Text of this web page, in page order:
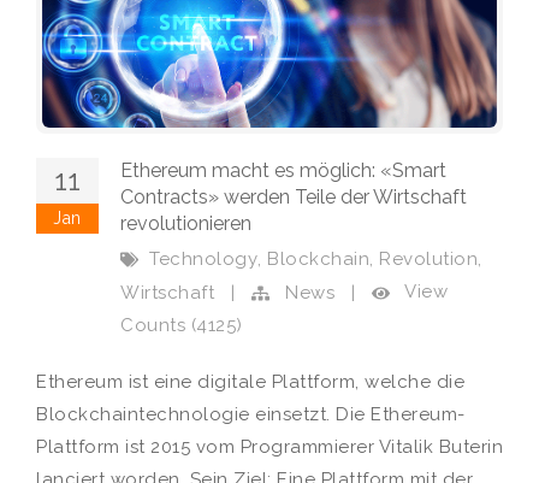
11
Jan
Ethereum macht es möglich: «Smart
Contracts» werden Teile der Wirtschaft
revolutionieren
Technology, Blockchain, Revolution,
Wirtschaft
| News |
View
Counts (4125)
Ethereum ist eine digitale Plattform, welche die
Blockchaintechnologie einsetzt. Die Ethereum-
Plattform ist 2015 vom Programmierer Vitalik Buterin